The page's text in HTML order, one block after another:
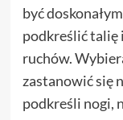
być
podkreślić talię
ruchów.
zastanowić się
podkreśli nogi,